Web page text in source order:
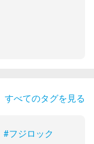
すべてのタグを見る
#フジロック